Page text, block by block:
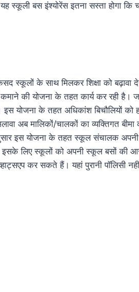
स्कूली बस इंश्योरेंस इतना सस्ता होगा कि
के साथ मिलकर शिक्षा को बढ़ावा
की योजना के तहत कार्य कर रही है।
योजना के तहत अधिकांश बिचौलियों को
अब मालिकों/चालकों का व्यक्तिगत बीमा
इस योजना के तहत स्कूल संचालक अपनी
लिए स्कूलों को अपनी स्कूल बसों की
कर सकते हैं। यहां पुरानी पॉलिसी